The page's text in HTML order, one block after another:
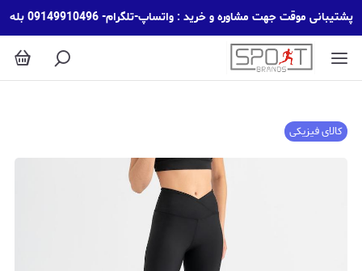
پشتیبانی موقت جهت مشاوره و خرید : واتساپ-تلگرام- 09149910496 بله
کالای فیزیکی